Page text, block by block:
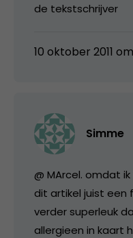
de tekstschrijver
10 oktober 2011
Simme
@ MArcel. omdat
dit artikel juist een
verder superleuk
allergieen in kaart